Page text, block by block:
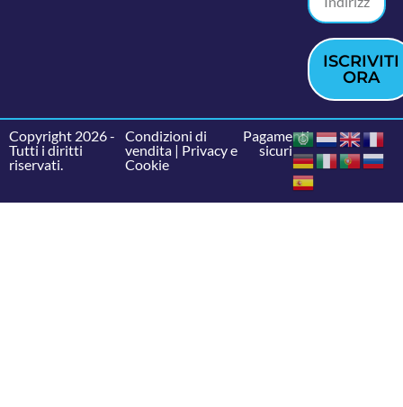
ISCRIVITI
ORA
Copyright 2026 -
Tutti i diritti
riservati.
Condizioni di
vendita| Privacy e
Cookie
Pagamenti
sicuri